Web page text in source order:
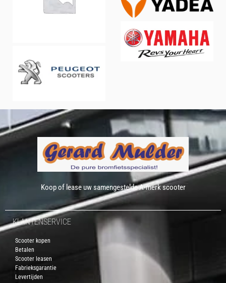
Koop of lease uw samengestelde A-merk scooter
KLANTENSERVICE
Scooter kopen
Betalen
Scooter leasen
Fabrieksgarantie
Levertijden